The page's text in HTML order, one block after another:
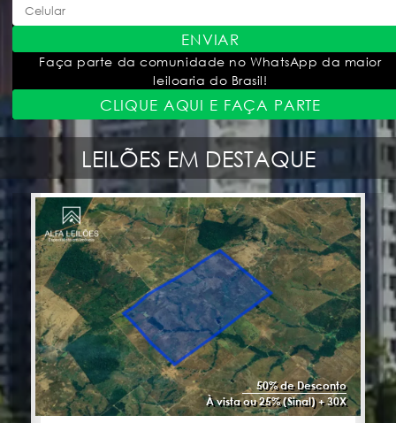
ENVIAR
Faça parte da comunidade no WhatsApp da maior
leiloaria do Brasil!
CLIQUE AQUI E FAÇA PARTE
LEILÕES EM DESTAQUE
50% de Desconto
À vista ou 25% (Sinal) + 30X